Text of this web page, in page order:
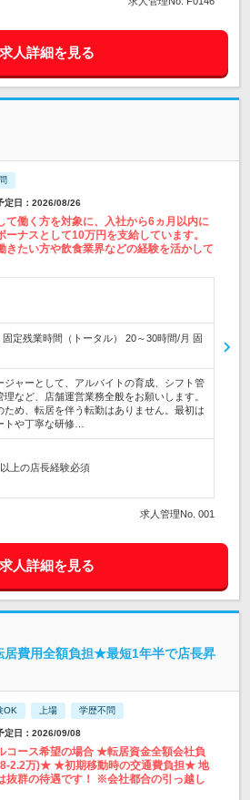
求人詳細を見る
定日：2026/08/26
て働く方を対象に、入社から6ヵ月以内に
ナスとして10万円を支給しています。
きたい方や飲食業界などの経験を活かして
固定残業時間（トータル） 20～30時間/月 固
ジャーとして、アルバイトの育成、シフト管
など、店舗運営業務全般をお願いします。
ため、転居を伴う転勤はありません。最初は
トや丁寧な研修…
上の店長経験必須
求人管理No. 001
求人詳細を見る
居費用全額負担★最短1年半で店長昇
OK 上場 学歴不問
定日：2026/09/08
コース希望の場合 ★転居資金全額会社負
2.2万)★ ★初期移動時の交通費負担★ 地
抜群の待遇です！ ※会社都合の引っ越し